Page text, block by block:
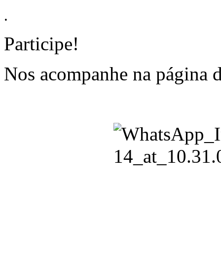
.
Participe!
Nos acompanhe na página